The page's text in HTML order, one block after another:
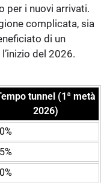
per i nuovi arrivati.
complicata, sia
di un
del 2026.
tunnel (1ª metà
2026)